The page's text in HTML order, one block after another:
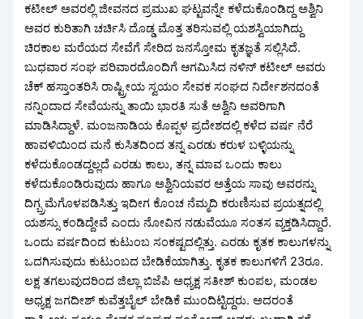
ಕಟೀಲ್ ಅವರಲ್ಲಿ ಜೀವನದ ಪ್ರಮುಖ ಘಟ್ಟವನ್ನೇ ಕಳೆದುಕೊಂಡಿದ್ದ ಅಶ್ವಿನಿ
ಅವರ ಕುರಿತಾಗಿ ಚರ್ಚಿಸಿ ದೊಡ್ಡ ಮೊತ್ತ ತರಿಸುವಲ್ಲಿ ಯಶಸ್ವಿಯಾಗಿದ್ದು
ಚಿರಕಾಲ ಮರೆಯದ ಸೇವೆಗೆ ಸೇರಿದ ಜನಸ್ತೋಮ ಕೃತಜ್ಞತೆ ಸಲ್ಲಿಸಿದೆ.
ಬುಧವಾರ ಸಂಘ ಪರಿವಾರದೊಂದಿಗೆ ಆಗಮಿಸಿದ ನಳಿನ್ ಕಟೀಲ್ ಅವರು
ಚೆಕ್ ಹಸ್ತಾಂತರಿಸಿ ರಾಷ್ಟ್ರೀಯ ಸ್ವಯಂ ಸೇವಕ ಸಂಘದ ನಿರ್ದೇಶನದಂತೆ
ನನ್ನಿಂದಾದ ಸೇವೆಯನ್ನು ತಾಯಿ ಭಾರತಿ ಸುತೆ ಅಶ್ವಿನಿ ಅವರಿಗಾಗಿ
ಮಾಡಿಸಿದ್ದಾಳೆ. ಮಂಜನಾಡಿಯ ಕೊಪ್ಪಳ ಪ್ರದೇಶದಲ್ಲಿ ಕಳೆದ ವರ್ಷ ನೆರೆ
ಹಾವಳಿಯಿಂದ ಮನೆ ಕುಸಿತದಿಂದ ತನ್ನ ಎರಡು ಕರುಳ ಬಳ್ಳಿಯನ್ನು
ಕಳೆದುಕೊಂಡದ್ದಲ್ಲದೆ ಎರಡು ಕಾಲು, ತನ್ನ ಮಾವ ಒಂದು ಕಾಲು
ಕಳೆದುಕೊಂಡಿರುವುದು ಹಾಗೂ ಅಶ್ವಿನಿಯವರ ಅತ್ತೆಯ ಸಾವು ಅವರನ್ನು
ದಿಗ್ಬ್ರಮೆಗೊಳಪಡಿಸಿತ್ತು ಇದೀಗ ಕೊಂಚ ನೆಮ್ಮದಿ ಕರುಣಿಸುವ ಪ್ರಯತ್ನದಲ್ಲಿ
ಯಶಸ್ಸು ಕಂಡಿದ್ದೇವೆ ಎಂದು ನೋವಿನ ನಡುವೆಯೂ ಸಂತಸ ವ್ಯಕ್ತಡಿಸಿದ್ದಾರೆ.
ಒಂದು ವರ್ಷದಿಂದ ಕುಟುಂಬ ಸಂಕಷ್ಟದಲ್ಲಿತ್ತು. ಎರಡು ಕೃತಕ ಕಾಲುಗಳನ್ನು
ಒದಗಿಸುವುದು ಕುಟುಂಬದ ಬೇಡಿಕೆಯಾಗಿತ್ತು. ಕೃತಕ ಕಾಲುಗಳಿಗೆ 23ರೂ.
ಲಕ್ಷ ತಗಲುವುದರಿಂದ ಜಿಲ್ಲಾ ಬಿಜೆಪಿ ಅಧ್ಯಕ್ಷ ಸತೀಶ್ ಕುಂಪಲ, ಮಂಡಲ
ಅಧ್ಯಕ್ಷ ಜಗದೀಶ್ ಕುವೆತ್ತಬೈಲ್ ಬೇಡಿಕೆ ಮುಂದಿಟ್ಟಿದ್ದರು. ಅದರಂತೆ